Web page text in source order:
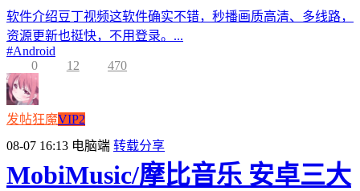
软件介绍豆丁视频这软件确实不错，秒播画质高清、多线路，
资源更新也挺快，不用登录。...
#Android
0
12 470
发帖狂魔VIP2
08-07 16:13 电脑端 转载分享
MobiMusic/摩比音乐 安卓三大